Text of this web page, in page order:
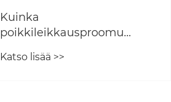
Kuinka valtamerellä
kulkeva hinaaja toimii?
Katso lisää >>